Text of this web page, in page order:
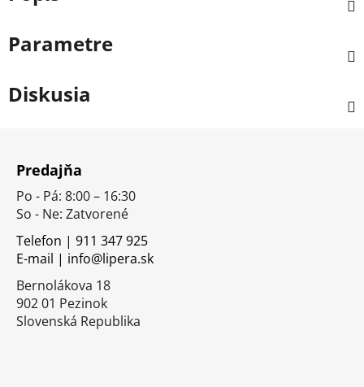
Parametre
Diskusia
Predajňa
Po - Pá: 8:00 – 16:30
So - Ne: Zatvorené
Telefon | 911 347 925
E-mail | info@lipera.sk
Bernolákova 18
902 01 Pezinok
Slovenská Republika